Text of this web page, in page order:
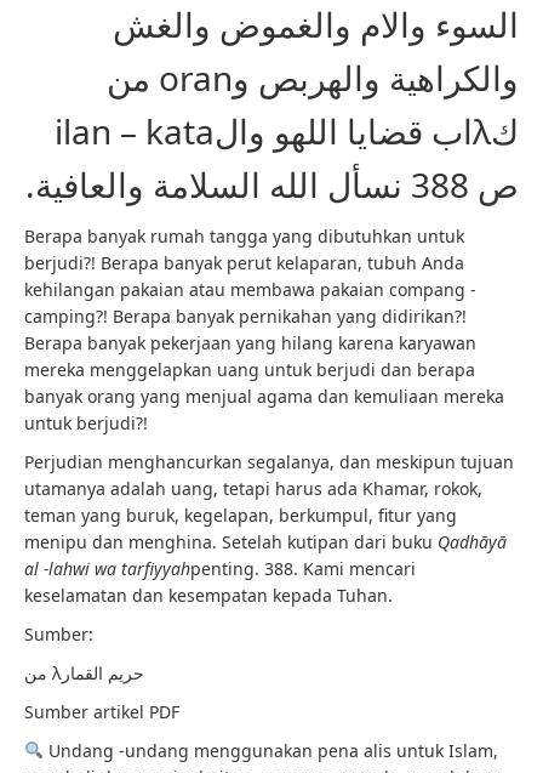
السوء والام والغموض والغش
والكراهية والهربص وoran من
كλاب قضايا اللهو والilan – kata
ص 388 نسأل الله السلامة والعافية.
Berapa banyak rumah tangga yang dibutuhkan untuk
berjudi?! Berapa banyak perut kelaparan, tubuh Anda
kehilangan pakaian atau membawa pakaian compang -
camping?! Berapa banyak pernikahan yang didirikan?!
Berapa banyak pekerjaan yang hilang karena karyawan
mereka menggelapkan uang untuk berjudi dan berapa
banyak orang yang menjual agama dan kemuliaan mereka
untuk berjudi?!
Perjudian menghancurkan segalanya, dan meskipun tujuan
utamanya adalah uang, tetapi harus ada Khamar, rokok,
teman yang buruk, kegelapan, berkumpul, fitur yang
menipu dan menghina. Setelah kutipan dari buku Qadhāyā
al -lahwi wa tarfiyyahpenting. 388. Kami mencari
keselamatan dan kesempatan kepada Tuhan.
Sumber:
من λحريم القمار
Sumber artikel PDF
Undang -undang menggunakan pena alis untuk Islam,